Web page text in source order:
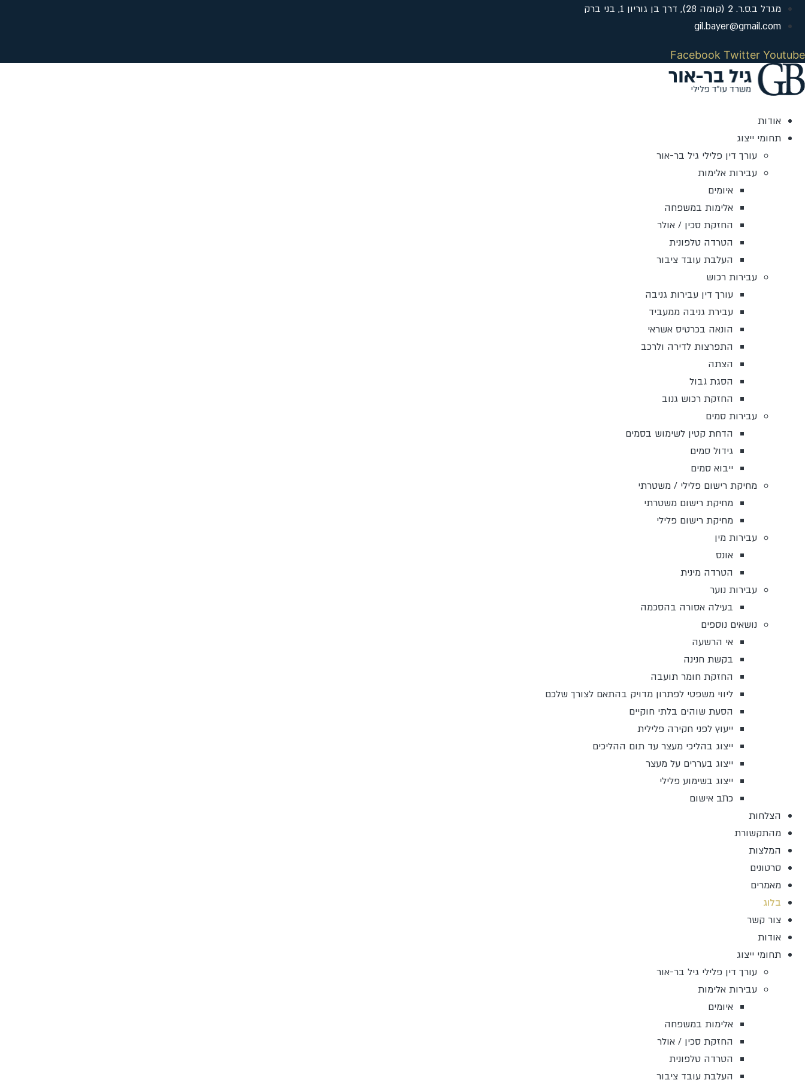
דלג
לתוכן
מגדל ב.ס.ר. 2 (קומה 28), דרך בן גוריון 1, בני ברק
gil.bayer@gmail.com
Facebook Twitter Youtube
אודות
תחומי ייצוג
עורך דין פלילי גיל בר-אור
עבירות אלימות
איומים
אלימות במשפחה
החזקת סכין / אולר
הטרדה טלפונית
העלבת עובד ציבור
עבירות רכוש
עורך דין עבירות גניבה
עבירת גניבה ממעביד
הונאה בכרטיס אשראי
התפרצות לדירה ולרכב
הצתה
הסגת גבול
החזקת רכוש גנוב
עבירות סמים
הדחת קטין לשימוש בסמים
גידול סמים
ייבוא סמים
מחיקת רישום פלילי / משטרתי
מחיקת רישום משטרתי
מחיקת רישום פלילי
עבירות מין
אונס
הטרדה מינית
עבירות נוער
בעילה אסורה בהסכמה
נושאים נוספים
אי הרשעה
בקשת חנינה
החזקת חומר תועבה
ליווי משפטי לפתרון מדויק בהתאם לצורך שלכם
הסעת שוהים בלתי חוקיים
ייעוץ לפני חקירה פלילית
ייצוג בהליכי מעצר עד תום ההליכים
ייצוג בעררים על מעצר
ייצוג בשימוע פלילי
כתב אישום
הצלחות
מהתקשורת
המלצות
סרטונים
מאמרים
בלוג
צור קשר
אודות
תחומי ייצוג
עורך דין פלילי גיל בר-אור
עבירות אלימות
איומים
אלימות במשפחה
החזקת סכין / אולר
הטרדה טלפונית
העלבת עובד ציבור